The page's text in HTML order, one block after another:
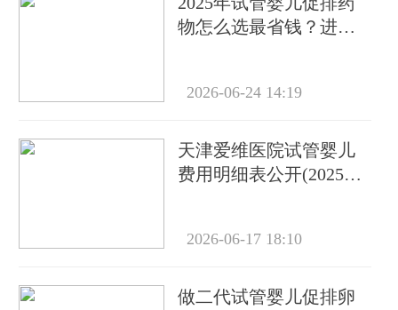
物怎么选最省钱？进口
2026-06-24 14:19
天津爱维医院试管婴儿
费用明细表公开(2025最
2026-06-17 18:10
做二代试管婴儿促排卵